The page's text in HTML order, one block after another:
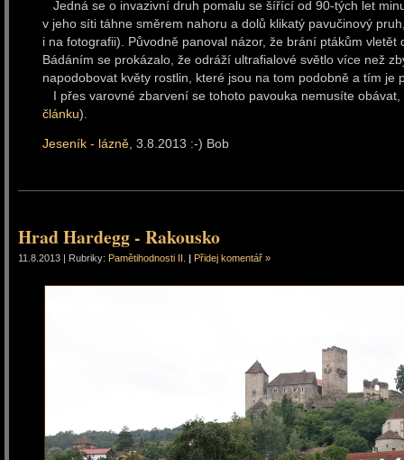
Jedná se o invazivní druh pomalu se šířící od 90-tých let
v jeho síti táhne směrem nahoru a dolů klikatý pavučinový
i na fotografii). Původně panoval názor, že brání ptákům
Bádáním se prokázalo, že odráží ultrafialové světlo více než
napodobovat květy rostlin, které jsou na tom podobně a tím je
I přes varovné zbarvení se tohoto pavouka nemusíte
článku).
Jeseník - lázně, 3.8.2013 :-) Bob
Hrad Hardegg - Rakousko
11.8.2013 | Rubriky: Pamětihodnosti II. | Přidej komentář »